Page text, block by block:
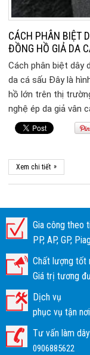
CÁCH PHÂN BIỆT
ĐỒNG HỒ GIẢ DA
Cách phân biệt dây
da cá sấu Đây là
hồ lớn trên thị
nghệ ép da giả vân
Xem chi tiết »
Gia công theo
PP, AP, GP,
Chất lượng tốt
Giá trị tương
Dịch vụ
phục vụ tận nơi
Tư vấn làm dây
0906885622